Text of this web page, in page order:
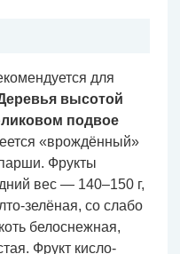
для
высотой
подвое
«врождённый»
Фрукты
вес — 140–150 г,
зелёная, со слабо
белоснежная,
Фрукт кисло-